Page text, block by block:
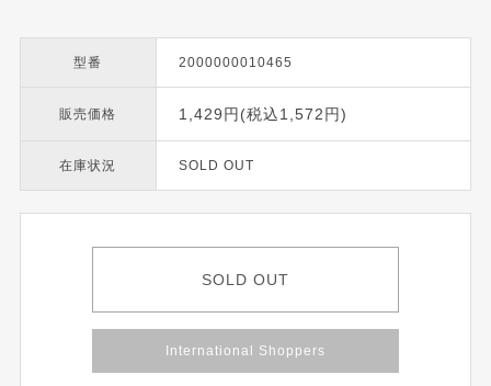
型番 2000000010465
販売価格 1,429円(税込1,572円)
在庫状況 SOLD OUT
SOLD OUT
International Shoppers